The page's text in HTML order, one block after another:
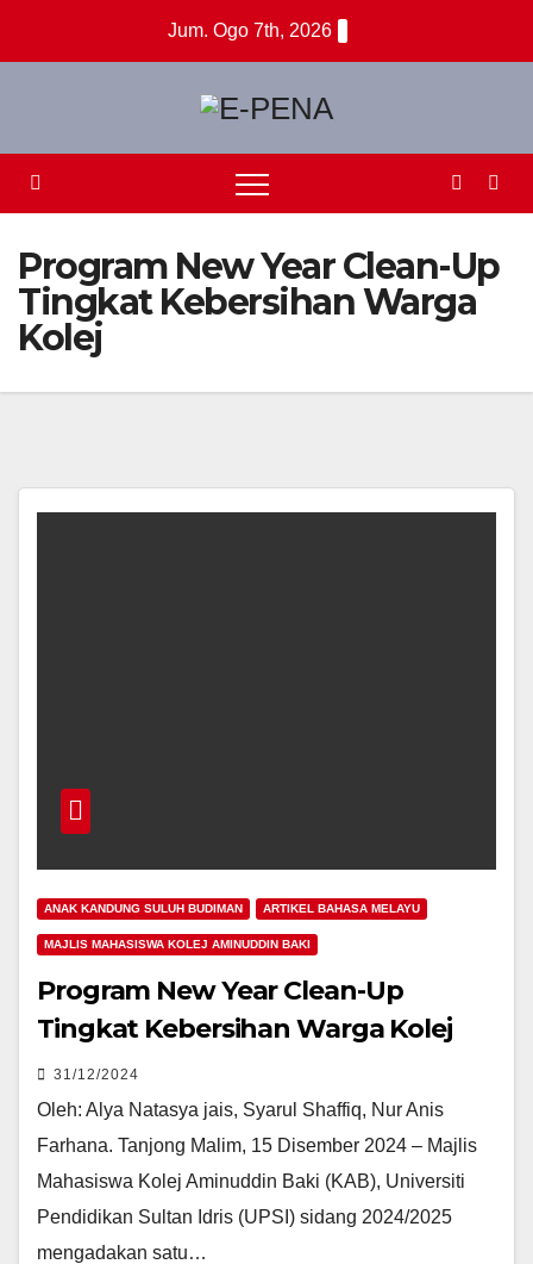
Jum. Ogo 7th, 2026
Program New Year Clean-Up
Tingkat Kebersihan Warga
Kolej
ANAK KANDUNG SULUH BUDIMAN ARTIKEL BAHASA MELAYU
MAJLIS MAHASISWA KOLEJ AMINUDDIN BAKI
Program New Year Clean-Up
Tingkat Kebersihan Warga Kolej
31/12/2024
Oleh: Alya Natasya jais, Syarul Shaffiq, Nur Anis
Farhana. Tanjong Malim, 15 Disember 2024 – Majlis
Mahasiswa Kolej Aminuddin Baki (KAB), Universiti
Pendidikan Sultan Idris (UPSI) sidang 2024/2025
mengadakan satu…